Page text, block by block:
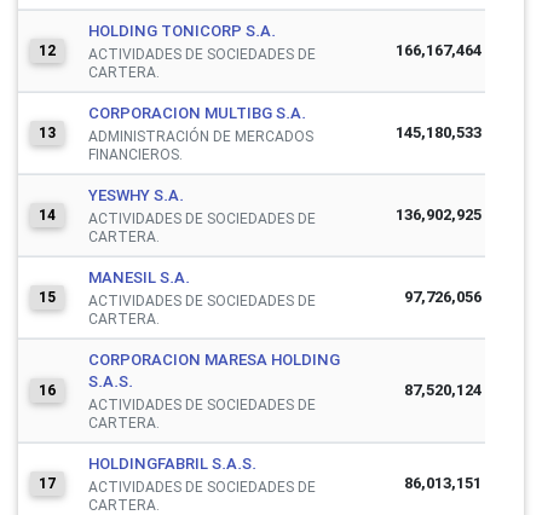
12
HOLDING TONICORP S.A.
ACTIVIDADES DE SOCIEDADES DE
CARTERA.
166,167,464
13
CORPORACION MULTIBG S.A.
ADMINISTRACIÓN DE MERCADOS
FINANCIEROS.
145,180,533
14
YESWHY S.A.
ACTIVIDADES DE SOCIEDADES DE
CARTERA.
136,902,925
15
MANESIL S.A.
ACTIVIDADES DE SOCIEDADES DE
CARTERA.
97,726,056
16
CORPORACION MARESA HOLDING
S.A.S.
ACTIVIDADES DE SOCIEDADES DE
CARTERA.
87,520,124
17
HOLDINGFABRIL S.A.S.
ACTIVIDADES DE SOCIEDADES DE
CARTERA.
86,013,151